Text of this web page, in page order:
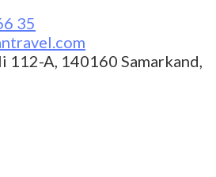
35
112-A, 140160 Samarkand,